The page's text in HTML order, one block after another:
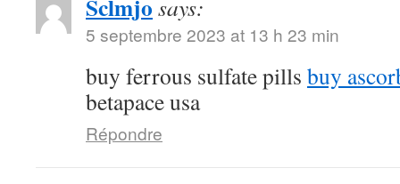
Sclmjo says:
5 septembre 2023 at 13 h 23 min
buy ferrous sulfate pills buy
betapace usa
Répondre